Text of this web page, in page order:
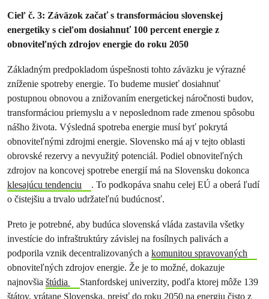
Cieľ č. 3: Záväzok začať s transformáciou slovenskej
energetiky s cieľom dosiahnuť 100 percent energie z
obnoviteľných zdrojov energie do roku 2050
Základným predpokladom úspešnosti tohto záväzku je výrazné
zníženie spotreby energie. To budeme musieť dosiahnuť
postupnou obnovou a znižovaním energetickej náročnosti budov,
transformáciou priemyslu a v neposlednom rade zmenou spôsobu
nášho života. Výsledná spotreba energie musí byť pokrytá
obnoviteľnými zdrojmi energie. Slovensko má aj v tejto oblasti
obrovské rezervy a nevyužitý potenciál. Podiel obnoviteľných
zdrojov na koncovej spotrebe energií má na Slovensku dokonca
klesajúcu tendenciu
. To podkopáva snahu celej EÚ a oberá ľudí
o čistejšiu a trvalo udržateľnú budúcnosť.
Preto je potrebné, aby budúca slovenská vláda zastavila všetky
investície do infraštruktúry závislej na fosílnych palivách a
podporila vznik decentralizovaných a komunitou spravovaných
obnoviteľných zdrojov energie. Že je to možné, dokazuje
najnovšia štúdia
Stanfordskej univerzity, podľa ktorej môže 139
štátov, vrátane Slovenska, prejsť do roku 2050 na energiu čisto z